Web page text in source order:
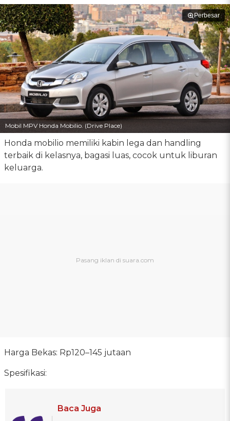
Perbesar
Mobil MPV Honda Mobilio. (Drive Place)
Honda mobilio memiliki kabin lega dan handling
terbaik di kelasnya, bagasi luas, cocok untuk liburan
keluarga.
Harga Bekas: Rp120–145 jutaan
Spesifikasi:
Baca Juga